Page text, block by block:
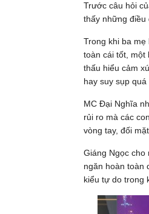
Trước câu hỏi
thấy những điều
Trong khi ba mẹ
toàn cái tốt, một
thấu hiểu cảm
hay suy sụp quá
MC Đại Nghĩa
rủi ro mà các
vòng tay, đối
Giáng Ngọc cho
ngăn hoàn toàn
kiểu tự do trong